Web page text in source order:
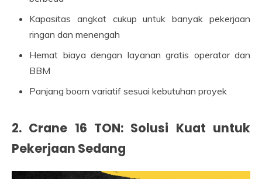
Kapasitas angkat cukup untuk banyak pekerjaan
ringan dan menengah
Hemat biaya dengan layanan gratis operator dan
BBM
Panjang boom variatif sesuai kebutuhan proyek
2. Crane 16 TON: Solusi Kuat untuk
Pekerjaan Sedang